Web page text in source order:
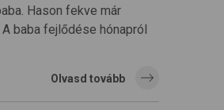
Hason fekve már
baba fejlődése hónapról
Olvasd tovább